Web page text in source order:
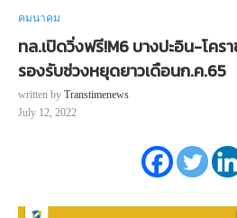
คมนาคม
ทล.เปิดวิ่งฟรี!M6 บางปะอิน-โคร
รองรับช่วงหยุดยาวเดือนก.ค.65
written by Transtimenews
July 12, 2022